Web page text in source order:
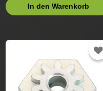
In den Warenkorb